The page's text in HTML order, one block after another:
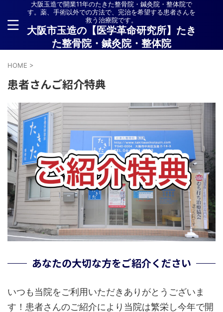
大阪玉造で開業11年のたきた整骨院・鍼灸院・整体院で
す。薬、手術以外での方法で、完治を希望する患者さんを
救う治療院です。
大阪市玉造の【医学革命研究所】たき
た整骨院・鍼灸院・整体院
HOME >
患者さんご紹介特典
あなたの大切な方をご紹介ください
いつも当院をご利用いただきありがとうございま
す！患者さんのご紹介により当院は繁栄し今年で開